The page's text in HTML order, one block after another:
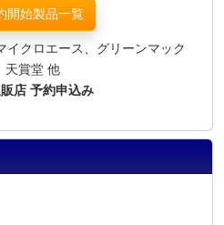
開始製品一覧
イクロエース、グリーンマック
天賞堂 他
店 予約申込み